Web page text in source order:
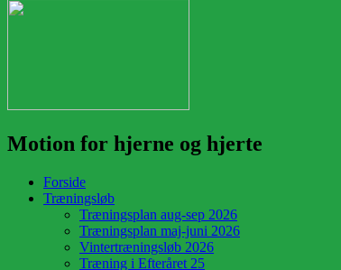
Motion for hjerne og hjerte
Forside
Træningsløb
Træningsplan aug-sep 2026
Træningsplan maj-juni 2026
Vintertræningsløb 2026
Træning i Efteråret 25